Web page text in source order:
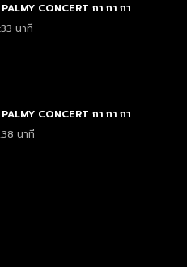
CONCERT กา กา กา
นาที
CONCERT กา กา กา
นาที